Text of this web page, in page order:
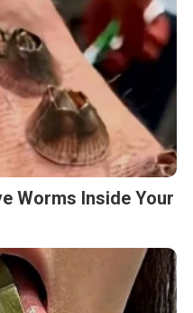
Worms Inside Your